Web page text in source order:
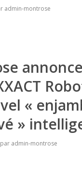
admin-montrose
«
»
par admin-montrose